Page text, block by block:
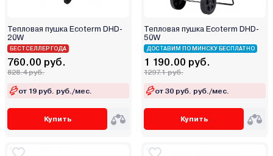
Тепловая пушка Ecoterm DHD-
20W
БЕСТСЕЛЛЕР ГОДА
760.00 руб.
828.4 руб.
от 19 руб. руб./мес.
Купить
Тепловая пушка Ecoterm DHD-
50W
ДОСТАВИМ ПО МИНСКУ БЕСПЛАТНО
1 190.00 руб.
1297.1 руб.
от 30 руб. руб./мес.
Купить